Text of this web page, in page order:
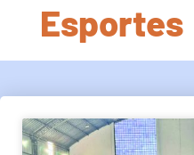
Esportes